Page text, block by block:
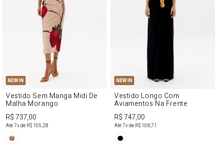
NEW IN
Vestido Sem Manga Midi De
Malha Morango
R$ 737,00
Até7x de R$ 105,28
NEW IN
Vestido Longo Com
Aviamentos Na Frente
R$ 747,00
Até7x de R$ 106,71